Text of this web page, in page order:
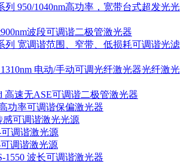
列 950/1040nm高功率，宽带台式超发光光
波段可调谐二极管激光器
列 宽调谐范围、窄带、低损耗可调谐光滤
电动/手动可调光纤激光器光纤激光
高速无ASE可调谐二极管激光器
功率可调谐保偏激光器
感可调谐激光光源
可调谐激光源
调谐激光源
1550 波长可调谐激光器